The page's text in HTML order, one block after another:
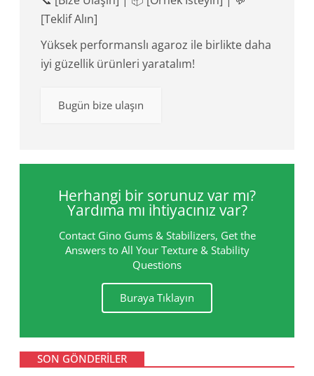
[Teklif Alın]
Yüksek performanslı agaroz ile birlikte daha
iyi güzellik ürünleri yaratalım!
Bugün bize ulaşın
Herhangi bir sorunuz var mı?
Yardıma mı ihtiyacınız var?
Contact Gino Gums & Stabilizers, Get the
Answers to All Your Texture & Stability
Questions
Buraya Tıklayın
SON GÖNDERILER